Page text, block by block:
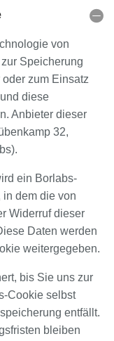
von
Speicherung
zum Einsatz
diese
Anbieter dieser
32,
ein Borlabs-
dem die von
Widerruf dieser
Daten werden
weitergegeben.
bis Sie uns zur
Cookie selbst
entfällt.
bleiben